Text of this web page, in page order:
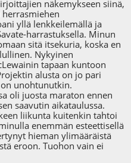
näkemykseen siinä,
yllä lenkkeilemällä ja
harrastuksella. Minun
sitä itsekuria, koska en
Nykyinen
tapaan kuntoon
alusta on jo pari
unohtunutkin.
oli juosta maraton ennen
saavutin aikataulussa.
liikunta kuitenkin tahtoi
enemmän esteettisellä
hieman ylimääräistä
eroon. Tuohon vain ei